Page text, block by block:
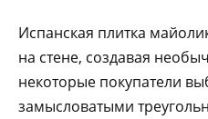
Испанская плитка
на стене, создавая
некоторые покупатели
замысловатыми